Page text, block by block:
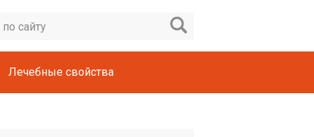
Лечебные свойства